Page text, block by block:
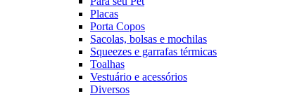
Placas
Porta Copos
Sacolas, bolsas e mochilas
Squeezes e garrafas térmicas
Toalhas
Vestuário e acessórios
Diversos